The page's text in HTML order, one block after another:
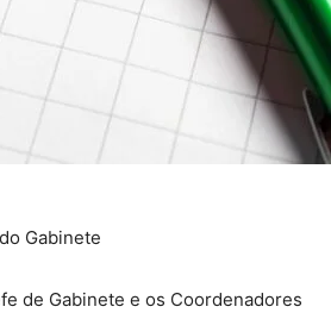
Gabinete
de Gabinete e os Coordenadores